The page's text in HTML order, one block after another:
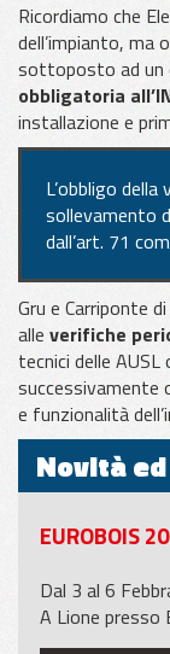
Ricordiamo che
dell’impianto, ma
sottoposto ad un
obbligatoria
installazione e
L’obbligo
sollevamento
dall’art. 71
Gru e Carriponte di
alle verifiche
tecnici delle
successivamente
e funzionalità
Novità
EUROBOIS
Dal 3 al 6
A Lione presso